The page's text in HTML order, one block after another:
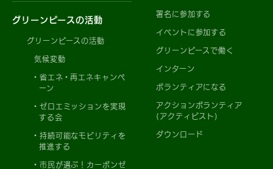
グリーンピースの活動
グリーンピースの活動
気候変動
省エネ・再エネキャンペ
ーン
ゼロエミッションを実現
する会
持続可能なモビリティを
推進する
市民が選ぶ！カーボンゼ
署名に参加する
イベントに参加する
グリーンピースで働く
インターン
ボランティアになる
アクションボランティア
(アクティビスト)
ダウンロード